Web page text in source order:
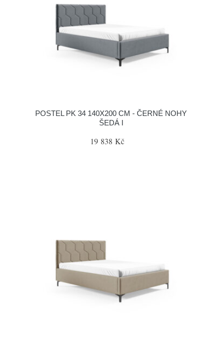
POSTEL PK 34 140X200 CM - ČERNÉ NOHY
ŠEDÁ I
19 838 Kč